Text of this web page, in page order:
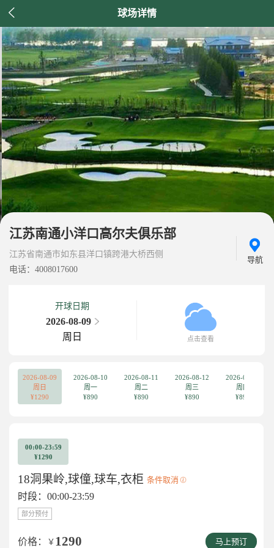
 球场详情
江苏南通小洋口高尔夫俱乐部
江苏省南通市如东县洋口镇跨港大桥西侧
电话：4008017600
导航
开球日期
2026-08-09
周日
点击查看
2026-08-09
周日
¥1290
2026-08-10
周一
¥890
2026-08-11
周二
¥890
2026-08-12
周三
¥890
2026-08-13
周四
¥890
00:00-23:59
¥1290
18洞果岭,球僮,球车,衣柜 条件取消
时段：00:00-23:59
部分预付
价格： ￥ 1290 马上预订